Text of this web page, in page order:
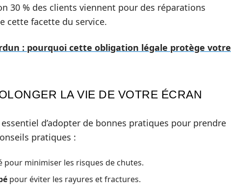
30 % des clients viennent pour des réparations
cette facette du service.
: pourquoi cette obligation légale protège votre
LA VIE DE VOTRE ÉCRAN
d’adopter de bonnes pratiques pour prendre
pratiques :
pour minimiser les risques de chutes.
pour éviter les rayures et fractures.